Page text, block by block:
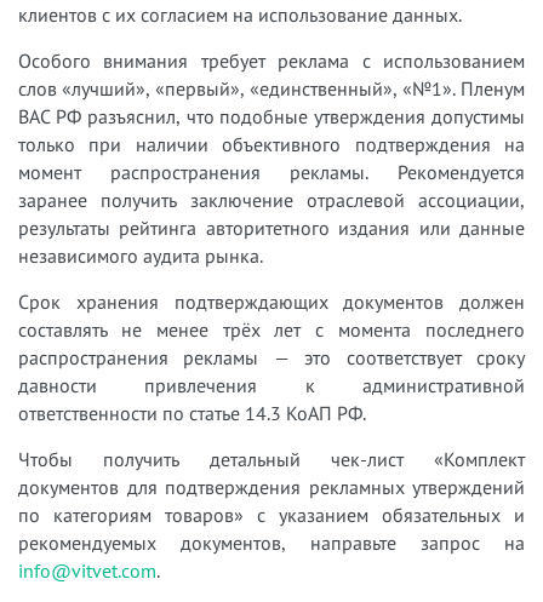
клиентов с их согласием на использование данных.
Особого внимания требует реклама с использованием
слов «лучший», «первый», «единственный», «№1». Пленум
ВАС РФ разъяснил, что подобные утверждения допустимы
только при наличии объективного подтверждения на
момент распространения рекламы. Рекомендуется
заранее получить заключение отраслевой ассоциации,
результаты рейтинга авторитетного издания или данные
независимого аудита рынка.
Срок хранения подтверждающих документов должен
составлять не менее трёх лет с момента последнего
распространения рекламы — это соответствует сроку
давности привлечения к административной
ответственности по статье 14.3 КоАП РФ.
Чтобы получить детальный чек-лист «Комплект
документов для подтверждения рекламных утверждений
по категориям товаров» с указанием обязательных и
рекомендуемых документов, направьте запрос на
info@vitvet.com.